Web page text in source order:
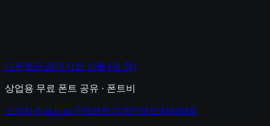
다운로드 페이지로 이동 (새 창)
상업용 무료 폰트 공유 · 폰트비
소개 자주묻는질문제보하기 개인정보처리방침